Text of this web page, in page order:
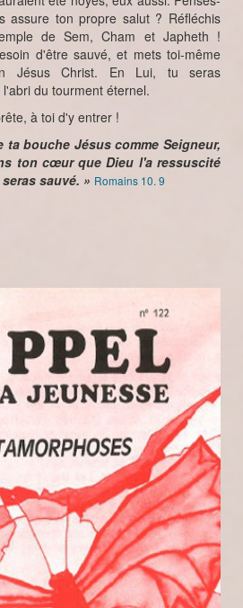
assure ton propre salut ? Réfléchis
de Sem, Cham et Japheth !
d'être sauvé, et mets toi-même
Jésus Christ. En Lui, tu seras
du tourment éternel.
à toi d'y entrer !
ta bouche Jésus comme Seigneur,
ton cœur que Dieu l'a ressuscité
sauvé. » Romains 10. 9